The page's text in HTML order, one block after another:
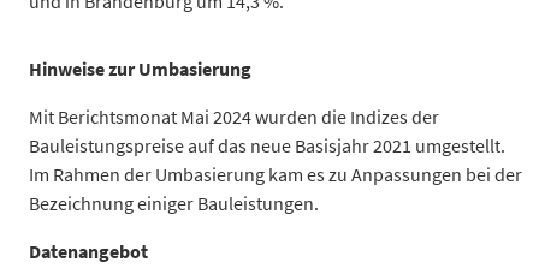
Prozent
Rohbauarbeiten
Ausbauarbeiten
Bürogebäude
Instandhaltung von Wohngebäuden
Hinweise zur Umbasierung
Mit Berichtsmonat Mai 2024 wurden die Indizes der
Bauleistungspreise auf das neue Basisjahr 2021 umgestellt.
Im Rahmen der Umbasierung kam es zu Anpassungen bei der
Bezeichnung einiger Bauleistungen.
Datenangebot